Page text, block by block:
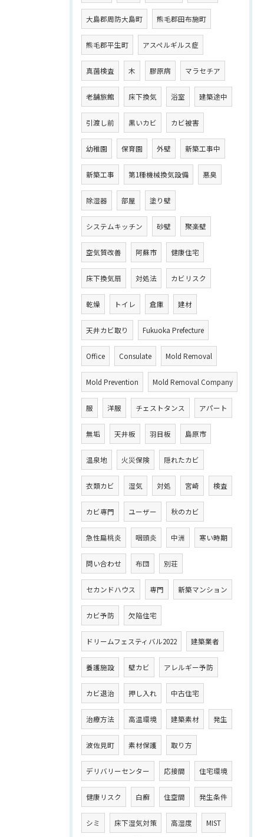
大島郡周防大島町 熊毛郡田布施町
熊毛郡平生町 アスペルギルス症
真菌検査 木 膠原病 マラセチア
老舗旅館 床下換気 浴室 建築途中
引渡し前 黒いカビ カビ被害
幼稚園 保育園 外壁 新築工事中
新築工事 第1種機械換気設備 悪臭
除湿器 部屋 塗り壁
システムキッチン 砂壁 聚楽壁
空気質改善 阿蘇市 健康住宅
床下換気扇 対処法 カビリスク
乾燥 トイレ 倉庫 建材
天井カビ取り Fukuoka Prefecture
Office Consulate Mold Removal
Mold Prevention Mold Removal Company
服 洋服 チェストタンス アパート
無垢 天井板 羽目板 島原市
温泉地 火災保険 隠れたカビ
衣類カビ 湿気 対処 宮崎 検査
カビ専門 ユーザー 秋のカビ
急性扁桃炎 咽頭炎 中洲 寒い時期
問い合わせ 布団 別荘
セカンドハウス 専門 新築マンション
カビ予防 欠陥住宅
ドリームフェスティバル2022 建築業者
養護施設 壁カビ アレルギー予防
カビ退治 押し入れ 中古住宅
治療方法 高温環境 建築素材 発生
波佐見町 素材保護 取り方
デリバリーセンター 応接間 住宅環境
健康リスク 白癬 住空間 発生条件
シミ 床下湿気対策 高湿度 MIST